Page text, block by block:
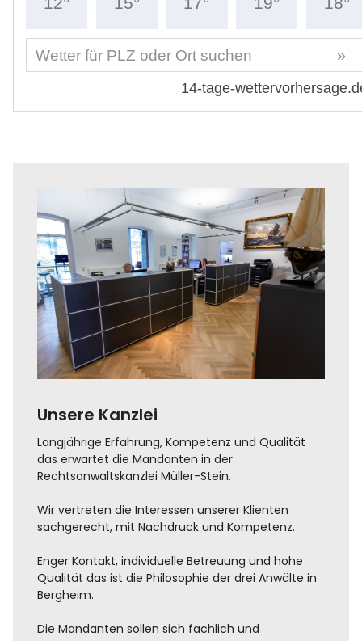
Unsere Kanzlei
Langjährige Erfahrung, Kompetenz und Qualität
das erwartet die Mandanten in der
Rechtsanwaltskanzlei Müller-Stein.
Wir vertreten die Interessen unserer Klienten
sachgerecht, mit Nachdruck und Kompetenz.
Enger Kontakt, individuelle Betreuung und hohe
Qualität das ist die Philosophie der drei Anwälte in
Bergheim.
Die Mandanten sollen sich fachlich und